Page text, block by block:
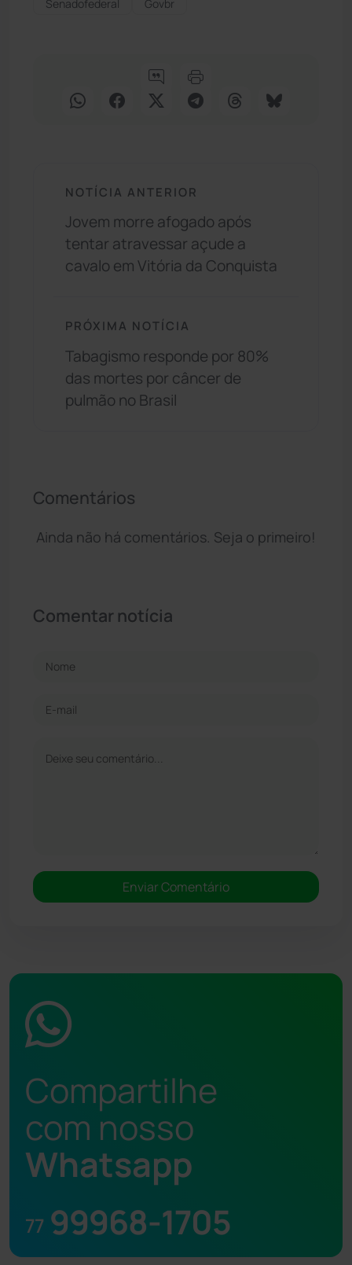
Senadofederal Govbr
NOTÍCIA ANTERIOR
Jovem morre afogado após
tentar atravessar açude a
cavalo em Vitória da Conquista
PRÓXIMA NOTÍCIA
Tabagismo responde por 80%
das mortes por câncer de
pulmão no Brasil
Comentários
Ainda não há comentários. Seja o primeiro!
Comentar notícia
Compartilhe
com nosso
Whatsapp
77 99968-1705